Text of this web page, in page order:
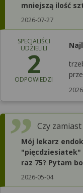
mniejszą ilość
2026-07-27
SPECJALIŚCI
UDZIELILI
2
ODPOWIEDZI
Czy
Mój lekarz
"pięcdziesiatek"
raz 75? Pytam
2026-05-04